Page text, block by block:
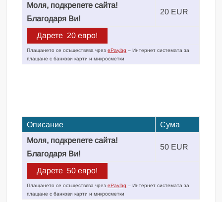
Моля, подкрепете сайта!
Благодаря Ви!
20 EUR
Плащането се осъществява чрезePay.bg – Интернет системата за
плащане с банкови карти и микросметки
Описание
Сума
Моля, подкрепете сайта!
Благодаря Ви!
50 EUR
Плащането се осъществява чрезePay.bg – Интернет системата за
плащане с банкови карти и микросметки